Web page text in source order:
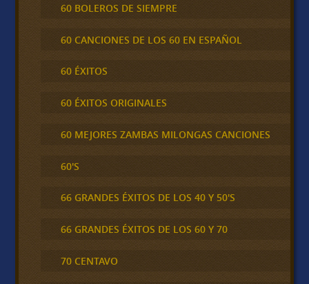
60 BOLEROS DE SIEMPRE
60 CANCIONES DE LOS 60 EN ESPAÑOL
60 ÉXITOS
60 ÉXITOS ORIGINALES
60 MEJORES ZAMBAS MILONGAS CANCIONES
60'S
66 GRANDES ÉXITOS DE LOS 40 Y 50'S
66 GRANDES ÉXITOS DE LOS 60 Y 70
70 CENTAVO